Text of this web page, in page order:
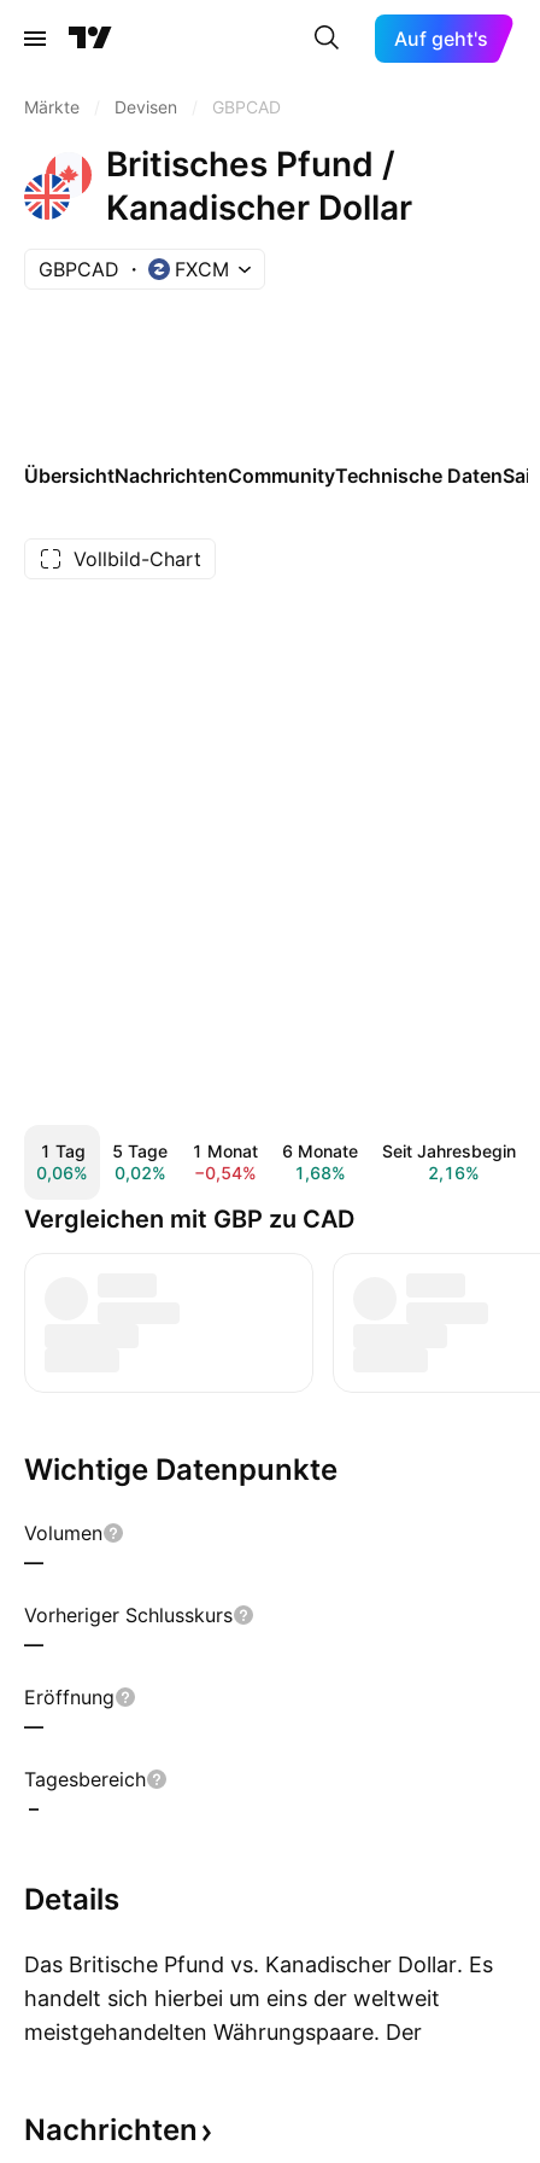
Auf geht's
Märkte Devisen GBPCAD
Britisches Pfund /
Kanadischer Dollar
GBPCAD FXCM
ÜbersichtNachrichtenCommunityTechnische Daten
Vollbild-Chart
1 Tag
0,06%
5 Tage
0,02%
1 Monat
−0,54%
6 Monate
1,68%
Seit Jahresbeginn
2,16%
Vergleichen mit GBP zu CAD
Wichtige Datenpunkte
Volumen
—
Vorheriger Schlusskurs
—
Eröffnung
—
Tagesbereich
–
Details
Das Britische Pfund vs. Kanadischer Dollar. Es
handelt sich hierbei um eins der weltweit
meistgehandelten Währungspaare. Der
Energieexporte primär als eine
Nachrichten